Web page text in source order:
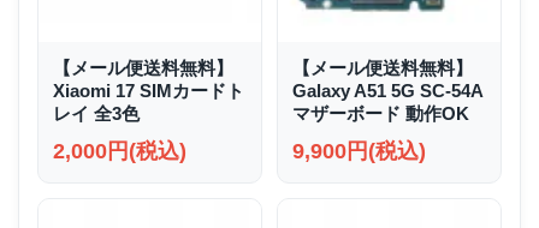
【メール便送料無料】
Xiaomi 17 SIMカードト
レイ 全3色
2,000円(税込)
【メール便送料無料】
Galaxy A51 5G SC-54A
マザーボード 動作OK
9,900円(税込)